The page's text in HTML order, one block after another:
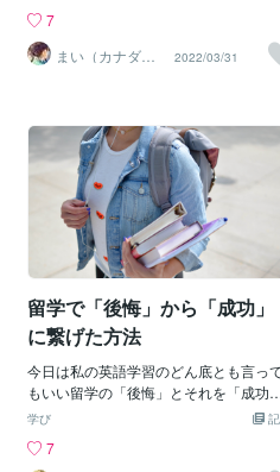
いますね。ちなみに、この「trick」と「tr
eat」は、日常会話でも使う英単語です
どんなときに使うか思いつきますか？◆
常会話フレーズThis is a treat!（これは特
別ね！）※「とても嬉しい・楽しみ」の
味を含みます。trickとtreatの意味を知っ
ておけば、なんとなくイメージできるの
ではないでしょうか？ぜひ、trick-
暖かいと思ったんですけどね。その思惑
通りにはいかないのが、イギリスの天
気。イギリス人っていつも傘を持って
いのがイギリスの天気なのです。予想不
可能、つまり、Unpredictableなのです。
3月も末日だというのに、ロンドンのヒ
スロー空港では雪花がまっておりまし
た。そして、バスと電車を乗り継いで到
着した夫の実家では、雹が・・・カナダ
の寒さから脱出してきたつもりなのに、
意外と肌寒くて、がっかりです。でも
来週からはまた暖かさが戻るらしいの
で、それに期待することにします。「に
わか雨」は英語ではよく「Shower」と言
われます。「シャワーを浴びる」のシ
ワーと同じです。イギリスの天気予報
も頻繁に「Shower」を耳にします。そ
も聞きます。初めて聞いたときは「そん
7
まい（カナダ在
住）
2022/03/31
留学で「後悔」から「成功」
に繋げた方法
今日は私の英語学習のどん底とも言っ
もいい留学の「後悔」とそれを「成功
に変えた話を書いていきたいと思いま
トロント大学に３ヶ月半留学をしました
学び
7